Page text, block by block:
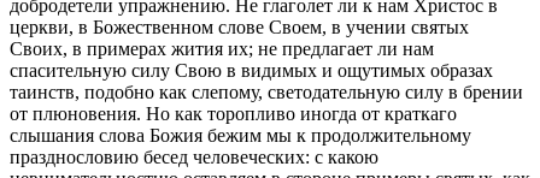
добродетели упражнению. Не глаголет ли к нам Христос в
церкви, в Божественном слове Своем, в учении святых
Своих, в примерах жития их; не предлагает ли нам
спасительную силу Свою в видимых и ощутимых образах
таинств, подобно как слепому, светодательную силу в брении
от плюновения. Но как торопливо иногда от краткаго
слышания слова Божия бежим мы к продолжительному
празднословию бесед человеческих: с какою